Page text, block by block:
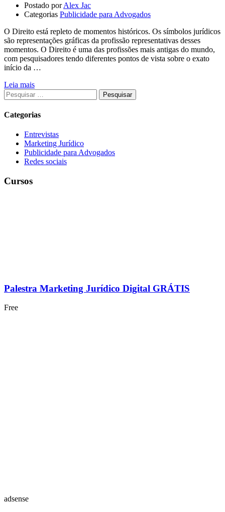
Postado por Alex Jac
Categorias Publicidade para Advogados
O Direito está repleto de momentos históricos. Os símbolos jurídicos
são representações gráficas da profissão representativas desses
momentos. O Direito é uma das profissões mais antigas do mundo,
com pesquisadores tendo diferentes pontos de vista sobre o exato
início da …
Leia mais
Pesquisar
por:
Categorias
Entrevistas
Marketing Jurídico
Publicidade para Advogados
Redes sociais
Cursos
Palestra Marketing Jurídico Digital GRÁTIS
Free
adsense